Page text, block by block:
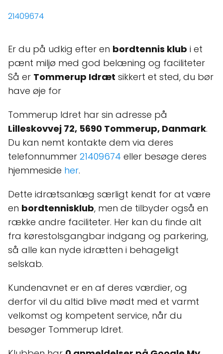
21409674
Er du på udkig efter en bordtennis klub i et
pænt miljø med god belæning og faciliteter
Så er Tommerup Idræt sikkert et sted, du bør
have øje for
Tommerup Idret har sin adresse på
Lilleskovvej 72, 5690 Tommerup, Danmark.
Du kan nemt kontakte dem via deres
telefonnummer 21409674 eller besøge deres
hjemmeside her.
Dette idrætsanlæg særligt kendt for at være
en bordtennisklub, men de tilbyder også en
række andre faciliteter. Her kan du finde alt
fra kørestolsgangbar indgang og parkering,
så alle kan nyde idrætten i behageligt
selskab.
Kundenavnet er en af deres værdier, og
derfor vil du altid blive mødt med et varmt
velkomst og kompetent service, når du
besøger Tommerup Idret.